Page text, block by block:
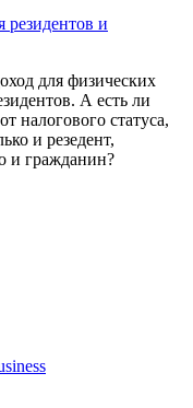
для физических
А есть ли
налогового статуса,
и резедент,
и гражданин?